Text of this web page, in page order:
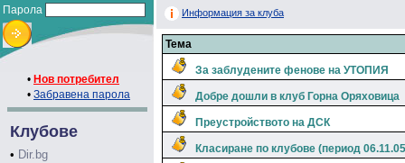
Парола
• Нов потребител
• Забравена парола
Клубове
• Dir.bg
Информация за клуба
Тема
За заблудените фенове на УТОПИЯ
Добре дошли в клуб Горна Оряховица
Преустройството на ДСК
Класиране по клубове (период